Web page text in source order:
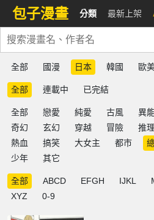
包子漫畫 分類 最新上架
全部 國漫 日本 韓國 歐
全部 連載中 已完結
全部 戀愛 純愛 古風 異
奇幻
玄幻 穿越 冒險 推理
熱血
搞笑 大女主 都市
少年
其它
全部 ABCD EFGH IJKL
XYZ
0-9